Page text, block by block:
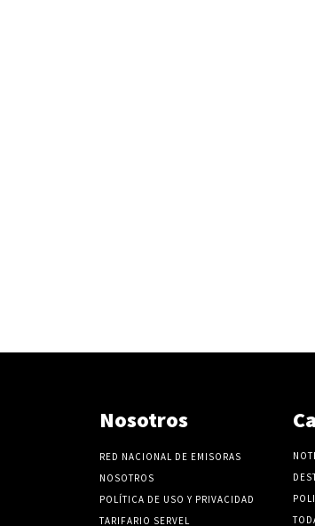
Nosotros
RED NACIONAL DE EMISORAS
NOSOTROS
POLÍTICA DE USO Y PRIVACIDAD
TARIFARIO SERVEL